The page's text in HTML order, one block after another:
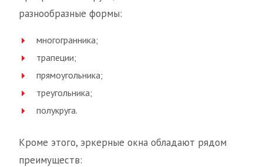
разнообразные формы:
многогранника;
трапеции;
прямоугольника;
треугольника;
полукруга.
Кроме этого, эркерные окна обладают рядом
преимуществ: